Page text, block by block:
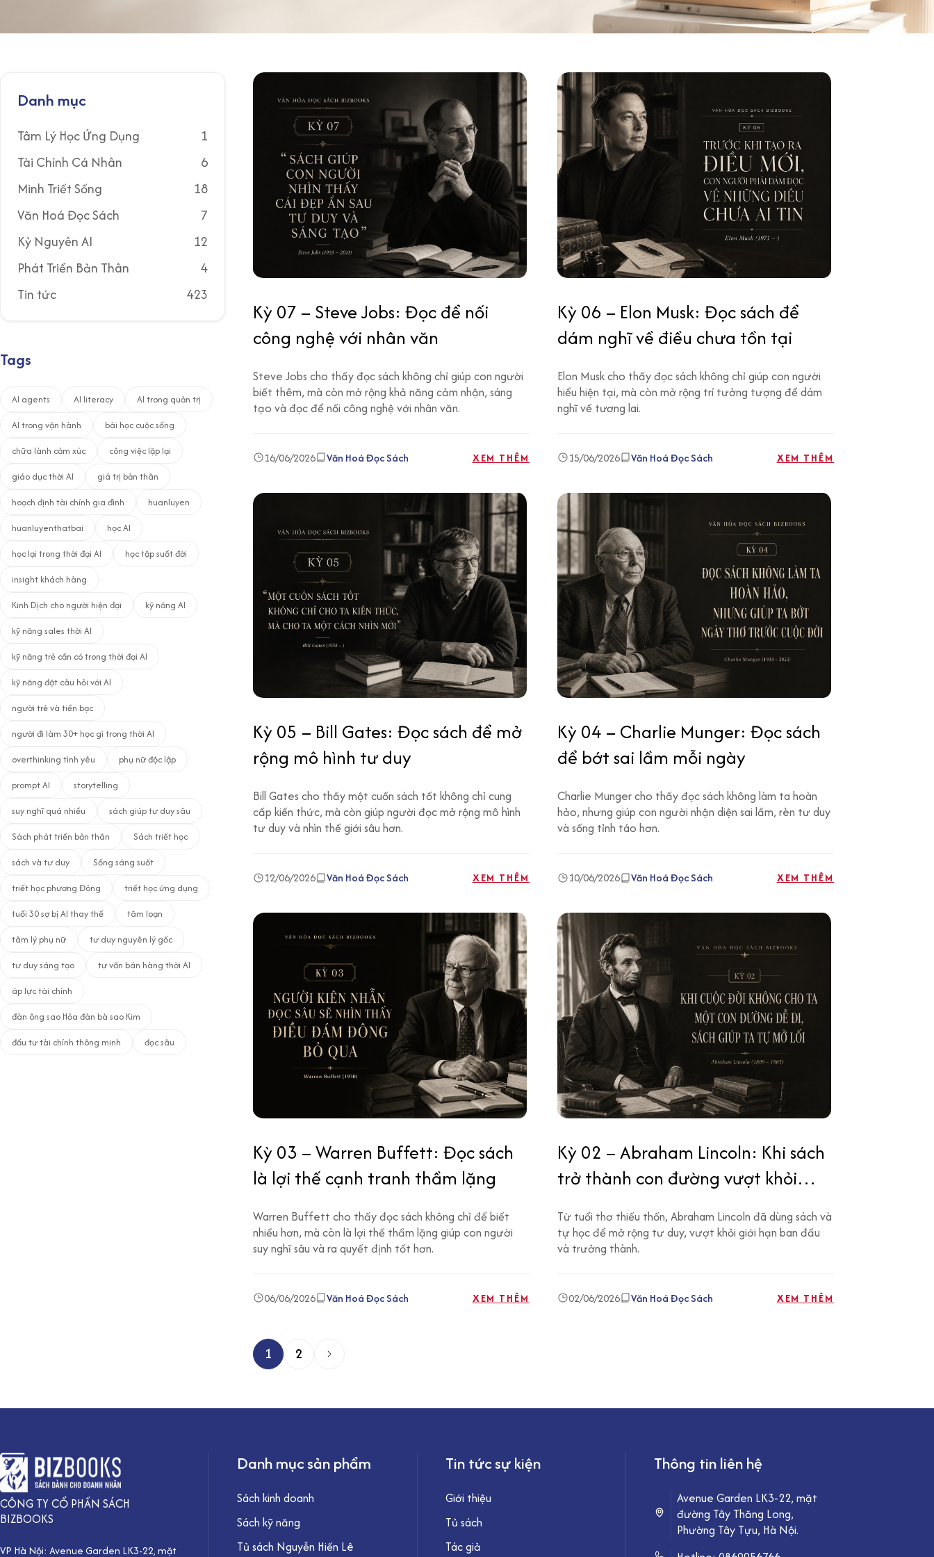
Danh mục
Tâm Lý Học Ứng Dụng
1
Tài Chính Cá Nhân
6
Minh Triết Sống
18
Văn Hoá Đọc Sách
7
Kỷ Nguyên AI
12
Phát Triển Bản Thân
4
Tin tức
423
Tags
AI agents AI literacy
AI trong quản trị
AI trong vận hành
bài học cuộc sống
chữa lành cảm xúc
công việc lặp lại
giáo dục thời AI
giá trị bản thân
hoạch định tài chính gia đình
huanluyen
huanluyenthatbai
học AI
học lại trong thời đại AI
học tập suốt đời
insight khách hàng
Kinh Dịch cho người hiện đại
kỹ năng AI
kỹ năng sales thời AI
kỹ năng trẻ cần có trong thời đại AI
kỹ năng đặt câu hỏi với AI
người trẻ và tiền bạc
người đi làm 30+ học gì trong thời AI
overthinking tình yêu
phụ nữ độc lập
prompt AI
storytelling
suy nghĩ quá nhiều
sách giúp tư duy sâu
Sách phát triển bản thân
Sách triết học
sách và tư duy
Sống sáng suốt
triết học phương Đông
triết học ứng dụng
tuổi 30 sợ bị AI thay thế
tâm loạn
tâm lý phụ nữ
tư duy nguyên lý gốc
tư duy sáng tạo
tư vấn bán hàng thời AI
áp lực tài chính
đàn ông sao Hỏa đàn bà sao Kim
đầu tư tài chính thông minh
đọc sâu
Kỳ 07 – Steve Jobs: Đọc để nối
công nghệ với nhân văn
Steve Jobs cho thấy đọc sách không chỉ giúp con người
biết thêm, mà còn mở rộng khả năng cảm nhận, sáng
tạo và đọc để nối công nghệ với nhân văn.
16/06/2026 Văn Hoá Đọc Sách XEM THÊM
Kỳ 06 – Elon Musk: Đọc sách để
dám nghĩ về điều chưa tồn tại
Elon Musk cho thấy đọc sách không chỉ giúp con người
hiểu hiện tại, mà còn mở rộng trí tưởng tượng để dám
nghĩ về tương lai.
15/06/2026 Văn Hoá Đọc Sách XEM THÊM
Kỳ 05 – Bill Gates: Đọc sách để mở
rộng mô hình tư duy
Bill Gates cho thấy một cuốn sách tốt không chỉ cung
cấp kiến thức, mà còn giúp người đọc mở rộng mô hình
tư duy và nhìn thế giới sâu hơn.
12/06/2026 Văn Hoá Đọc Sách XEM THÊM
Kỳ 04 – Charlie Munger: Đọc sách
để bớt sai lầm mỗi ngày
Charlie Munger cho thấy đọc sách không làm ta hoàn
hảo, nhưng giúp con người nhận diện sai lầm, rèn tư duy
và sống tỉnh táo hơn.
10/06/2026 Văn Hoá Đọc Sách XEM THÊM
Kỳ 03 – Warren Buffett: Đọc sách
là lợi thế cạnh tranh thầm lặng
Warren Buffett cho thấy đọc sách không chỉ để biết
nhiều hơn, mà còn là lợi thế thầm lặng giúp con người
suy nghĩ sâu và ra quyết định tốt hơn.
06/06/2026 Văn Hoá Đọc Sách XEM THÊM
Kỳ 02 – Abraham Lincoln: Khi sách
trở thành con đường vượt khỏi
Từ tuổi thơ thiếu thốn, Abraham Lincoln đã dùng sách và
tự học để mở rộng tư duy, vượt khỏi giới hạn ban đầu
và trưởng thành.
02/06/2026 Văn Hoá Đọc Sách XEM THÊM
P
â
r
a
n
g
b
1 2
CÔNG TY CỔ PHẦN SÁCH
BIZBOOKS
VP Hà Nội: Avenue Garden LK3-22, mặt
Danh mục sản phẩm
Sách kinh doanh
Sách kỹ năng
Tủ sách Nguyễn Hiến Lê
Tin tức sự kiện
Giới thiệu
Tủ sách
Tác giả
Thông tin liên hệ
Avenue Garden LK3-22, mặt
đường Tây Thăng Long,
Phường Tây Tựu, Hà Nội.